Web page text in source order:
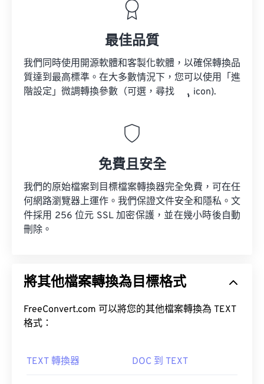
最佳品質
我們同時使用開源軟體和客製化軟體，以確保轉換品
質達到最高標準。在大多數情況下，您可以使用「進
階設定」微調轉換參數（可選，尋找
icon).
免費且安全
我們的原始檔案到目標檔案轉換器完全免費，可在任
何網路瀏覽器上運作。我們保證文件安全和隱私。文
件採用 256 位元 SSL 加密保護，並在幾小時後自動
刪除。
將其他檔案轉換為目標格式
FreeConvert.com 可以將您的其他檔案轉換為 TEXT
格式：
TEXT 轉換器 DOC 到 TEXT